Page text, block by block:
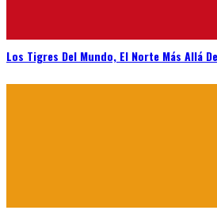
Los Tigres Del Mundo, El Norte Más Allá